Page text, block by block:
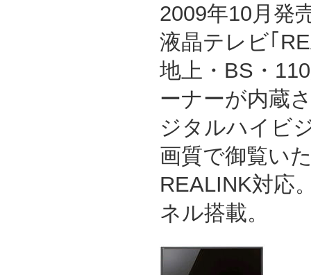
2009年10月発
液晶テレビ｢
地上・BS・
ーナーが内蔵
ジタルハイビ
画質で御覧い
REALINK対応
ネル搭載。